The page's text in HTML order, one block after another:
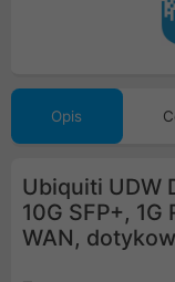
Opis
Ubiquiti UDW
10G SFP+,
WAN,